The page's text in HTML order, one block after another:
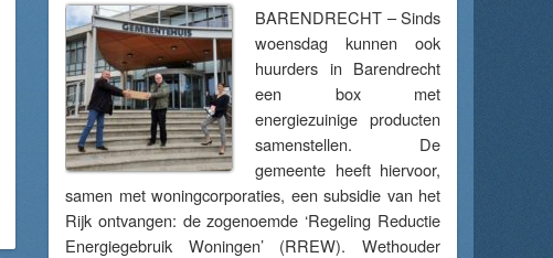
BARENDRECHT – Sinds
woensdag kunnen ook
huurders in Barendrecht
een box met
energiezuinige producten
samenstellen. De
gemeente heeft hiervoor,
samen met woningcorporaties, een subsidie van het
Rijk ontvangen: de zogenoemde ‘Regeling Reductie
Energiegebruik Woningen’ (RREW). Wethouder